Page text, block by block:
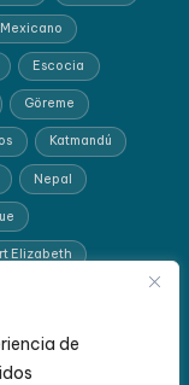
de
Escocia
Göreme
Katmandú
Nepal
Elizabeth